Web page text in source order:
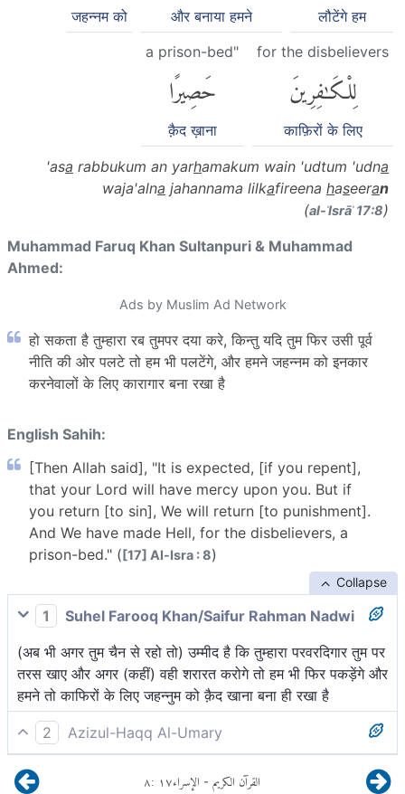
लौटेंगे हम
और बनाया हमने
जहन्नम को
for the disbelievers
لِلْكَٰفِرِينَ
काफ़िरों के लिए
a prison-bed"
حَصِيرًا
क़ैद ख़ाना
'asa rabbukum an yarhamakum wain 'udtum 'udna
waja'alna jahannama lilkafireena haseeran
(al-ʾIsrāʾ 17:8)
Muhammad Faruq Khan Sultanpuri & Muhammad
Ahmed:
Ads by Muslim Ad Network
हो सकता है तुम्हारा रब तुमपर दया करे, किन्तु यदि तुम फिर उसी पूर्व
नीति की ओर पलटे तो हम भी पलटेंगे, और हमने जहन्नम को इनकार
करनेवालों के लिए कारागार बना रखा है
English Sahih:
[Then Allah said], "It is expected, [if you repent],
that your Lord will have mercy upon you. But if
you return [to sin], We will return [to punishment].
And We have made Hell, for the disbelievers, a
prison-bed." ([17] Al-Isra : 8)
Collapse
1
Suhel Farooq Khan/Saifur Rahman Nadwi
(अब भी अगर तुम चैन से रहो तो) उम्मीद है कि तुम्हारा परवरदिगार तुम पर
तरस खाए और अगर (कहीं) वही शरारत करोगे तो हम भी फिर पकड़ेंगे और
हमने तो काफिरों के लिए जहन्नुम को क़ैद खाना बना ही रखा है
2
Azizul-Haqq Al-Umary
संभव है कि तुम्हारा पालनहार तुमपर दया करे और यदि तुम प्रथम स्थिति
पर आ गये, तो हमभी फिर[1] आयेंगे और हमने नरक को काफ़िरों के लिए
القرآن الكريم - الإسراء١٧ :٨